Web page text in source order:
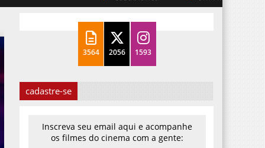
3564 2056 1593
cadastre-se
Inscreva seu email aqui e acompanhe
os filmes do cinema com a gente: